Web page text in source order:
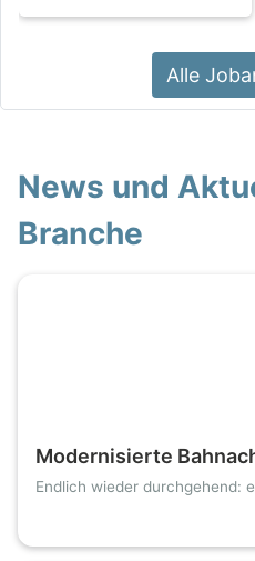
Alle
News und
Branche
Modernisierte
freigegeben:
Endlich wieder durchgehend:
bringt Zugverkehr und